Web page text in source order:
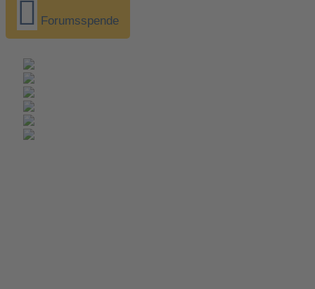
Forumsspende